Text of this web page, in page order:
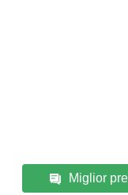
Miglior